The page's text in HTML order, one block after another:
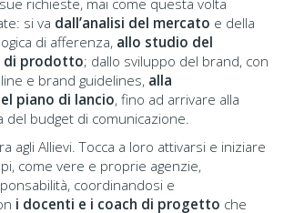
richieste, mai come questa volta
si va dall’analisi del mercato e della
di afferenza, allo studio del
di prodotto; dallo sviluppo del brand, con
e brand guidelines, alla
piano di lancio, fino ad arrivare alla
del budget di comunicazione.
agli Allievi. Tocca a loro attivarsi e iniziare
come vere e proprie agenzie,
coordinandosi e
i docenti e i coach di progetto che